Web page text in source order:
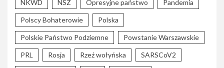
NKWD NSZ Opresyjne państwo Pandemia
Polscy Bohaterowie Polska
Polskie Państwo Podziemne Powstanie Warszawskie
PRL Rosja Rzeź wołyńska SARSCoV2